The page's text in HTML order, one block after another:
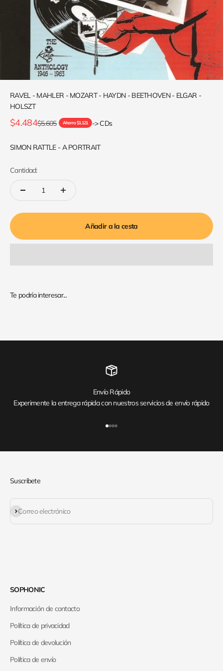
RAVEL - MAHLER - MOZART - HAYDN - BEETHOVEN - ELGAR -
HOLSZT
Precio de oferta
$4.484Precio normal
$5.605 Ahorra $1.121 -> CDs
SIMON RATTLE - A PORTRAIT
Cantidad:
Añadir a la cesta
Envío Rápido
Experimente la entrega rápida con nuestros servicios de envío rápido
Suscribete
Correo electrónico
Suscribirse
SOPHONIC
Información de contacto
Política de privacidad
Política de devolución
Política de envío